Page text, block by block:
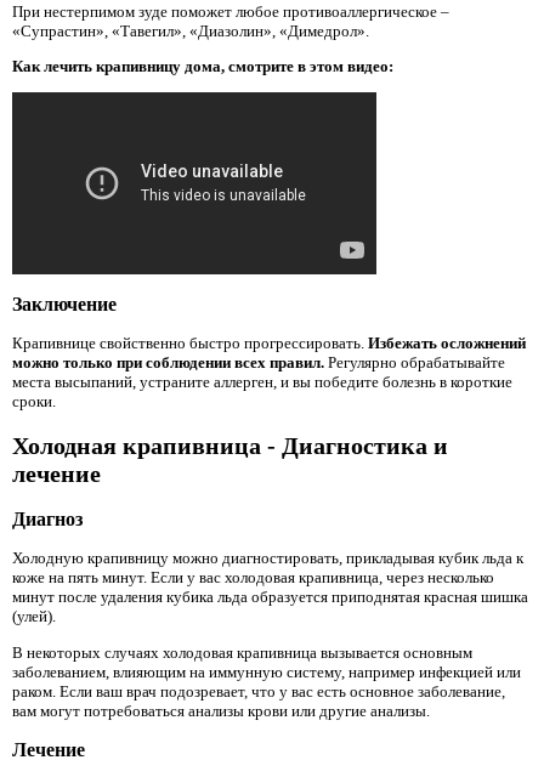
При нестерпимом зуде поможет любое противоаллергическое –
«Супрастин», «Тавегил», «Диазолин», «Димедрол».
Как лечить крапивницу дома, смотрите в этом видео:
Заключение
Крапивнице свойственно быстро прогрессировать. Избежать осложнений
можно только при соблюдении всех правил. Регулярно обрабатывайте
места высыпаний, устраните аллерген, и вы победите болезнь в короткие
сроки.
Холодная крапивница - Диагностика и
лечение
Диагноз
Холодную крапивницу можно диагностировать, прикладывая кубик льда к
коже на пять минут. Если у вас холодовая крапивница, через несколько
минут после удаления кубика льда образуется приподнятая красная шишка
(улей).
В некоторых случаях холодовая крапивница вызывается основным
заболеванием, влияющим на иммунную систему, например инфекцией или
раком. Если ваш врач подозревает, что у вас есть основное заболевание,
вам могут потребоваться анализы крови или другие анализы.
Лечение